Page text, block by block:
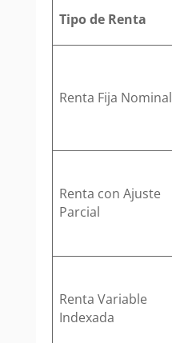
Tipo de Renta
Renta Fija Nominal
Renta con Ajuste
Parcial
Renta Variable
Indexada